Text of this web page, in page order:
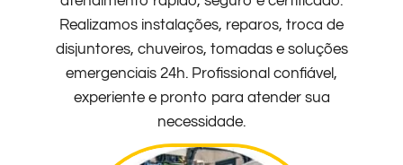
Realizamos instalações, reparos, troca de
disjuntores, chuveiros, tomadas e soluções
emergenciais 24h. Profissional confiável,
experiente e pronto para atender sua
necessidade.